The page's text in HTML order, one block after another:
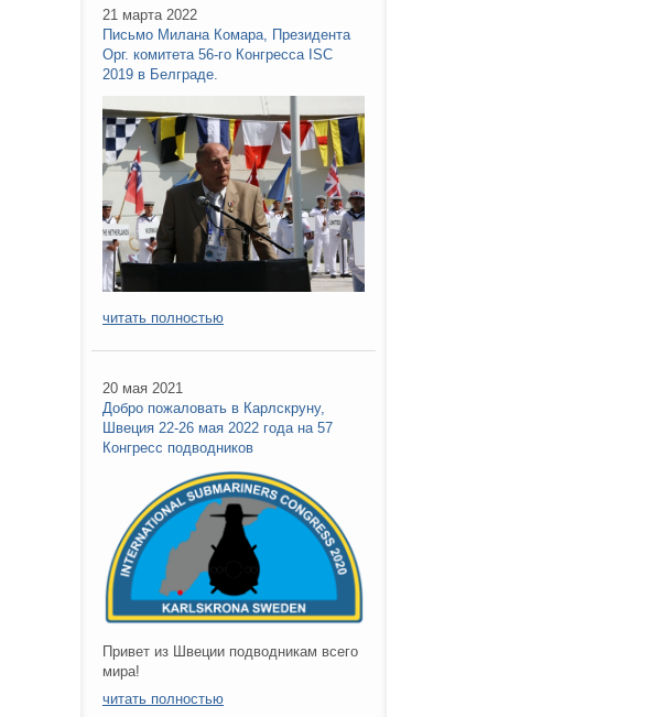
21 марта 2022
Письмо Милана Комара, Президента
Орг. комитета 56-го Конгресса ISC
2019 в Белграде.
читать полностью
20 мая 2021
Добро пожаловать в Карлскруну,
Швеция 22-26 мая 2022 года на 57
Конгресс подводников
Привет из Швеции подводникам всего
мира!
читать полностью